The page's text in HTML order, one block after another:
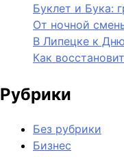
Буклет и Бука:
От ночной
В Липецке к
Как
Рубрики
Без рубрики
Бизнес